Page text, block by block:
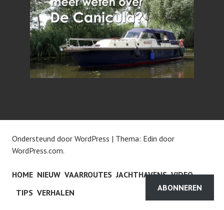
Ondersteund door WordPress | Thema: Edin door
WordPress.com.
HOME NIEUW VAARROUTES JACHTHAVENS VIDEO
TIPS VERHALEN
ABONNEREN